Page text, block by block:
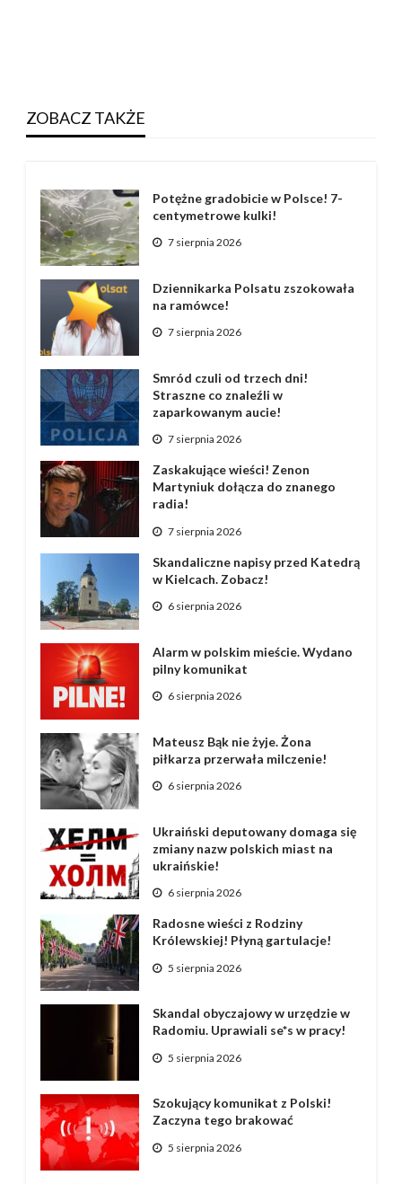
ZOBACZ TAKŻE
Potężne gradobicie w Polsce! 7-
centymetrowe kulki!
7 sierpnia 2026
Dziennikarka Polsatu zszokowała
na ramówce!
7 sierpnia 2026
Smród czuli od trzech dni!
Straszne co znaleźli w
zaparkowanym aucie!
7 sierpnia 2026
Zaskakujące wieści! Zenon
Martyniuk dołącza do znanego
radia!
7 sierpnia 2026
Skandaliczne napisy przed Katedrą
w Kielcach. Zobacz!
6 sierpnia 2026
Alarm w polskim mieście. Wydano
pilny komunikat
6 sierpnia 2026
Mateusz Bąk nie żyje. Żona
piłkarza przerwała milczenie!
6 sierpnia 2026
Ukraiński deputowany domaga się
zmiany nazw polskich miast na
ukraińskie!
6 sierpnia 2026
Radosne wieści z Rodziny
Królewskiej! Płyną gartulacje!
5 sierpnia 2026
Skandal obyczajowy w urzędzie w
Radomiu. Uprawiali se*s w pracy!
5 sierpnia 2026
Szokujący komunikat z Polski!
Zaczyna tego brakować
5 sierpnia 2026